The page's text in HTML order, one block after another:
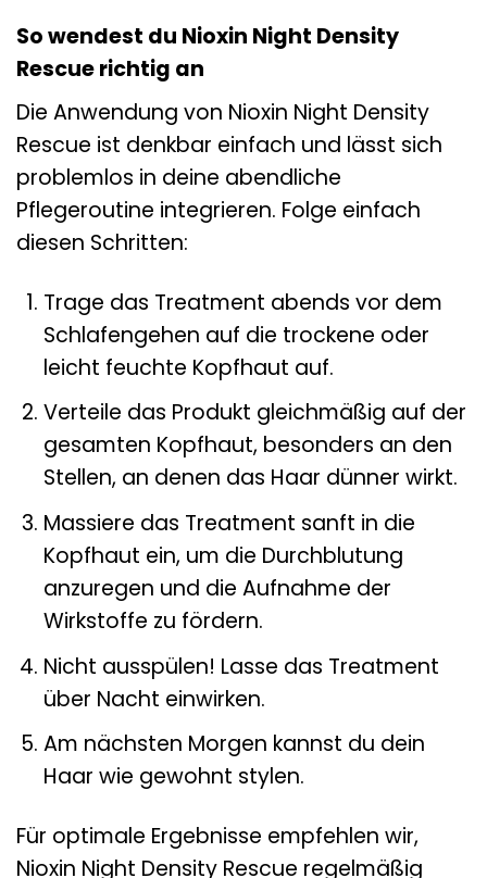
So wendest du Nioxin Night Density
Rescue richtig an
Die Anwendung von Nioxin Night Density
Rescue ist denkbar einfach und lässt sich
problemlos in deine abendliche
Pflegeroutine integrieren. Folge einfach
diesen Schritten:
Trage das Treatment abends vor dem
Schlafengehen auf die trockene oder
leicht feuchte Kopfhaut auf.
Verteile das Produkt gleichmäßig auf der
gesamten Kopfhaut, besonders an den
Stellen, an denen das Haar dünner wirkt.
Massiere das Treatment sanft in die
Kopfhaut ein, um die Durchblutung
anzuregen und die Aufnahme der
Wirkstoffe zu fördern.
Nicht ausspülen! Lasse das Treatment
über Nacht einwirken.
Am nächsten Morgen kannst du dein
Haar wie gewohnt stylen.
Für optimale Ergebnisse empfehlen wir,
Nioxin Night Density Rescue regelmäßig